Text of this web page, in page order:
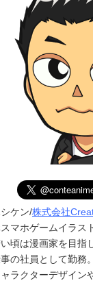
ケン/株式会社
マホゲームイラス
頃は漫画家を目指
の社員として勤務
ラクターデザイン